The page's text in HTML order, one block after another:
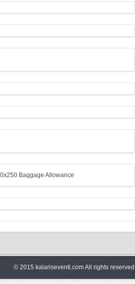
© 2015 kalariseventi.com All rights reserved